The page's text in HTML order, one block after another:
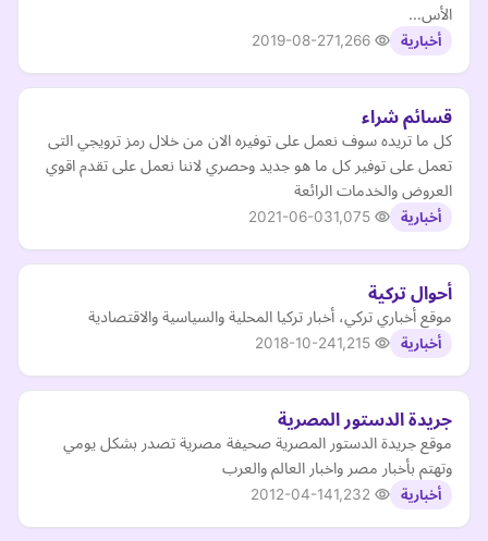
الأس…
أخبارية 2019-08-27
قسائم شراء
كل ما تريده سوف نعمل على توفيره الان من خلال رمز ترويجي التى
تعمل على توفير كل ما هو جديد وحصري لاننا نعمل على تقدم اقوي
العروض والخدمات الرائعة
أخبارية 2021-06-03
أحوال تركية
موقع أخباري تركي، أخبار تركيا المحلية والسياسية والاقتصادية
أخبارية 2018-10-24
جريدة الدستور المصرية
موقع جريدة الدستور المصرية صحيفة مصرية تصدر بشكل يومي
وتهتم بأخبار مصر واخبار العالم والعرب
أخبارية 2012-04-14